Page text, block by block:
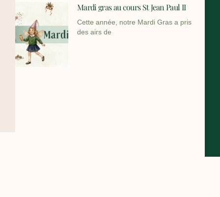
Mardi gras au cours St Jean Paul II
Cette année, notre Mardi Gras a pris
des airs de